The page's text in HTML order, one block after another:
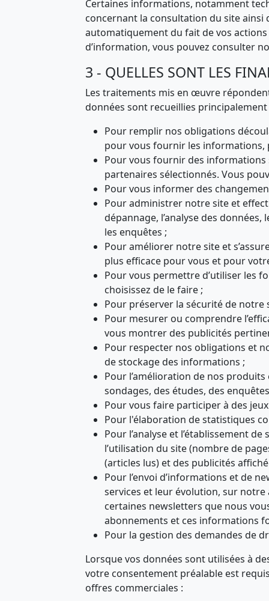
Certaines informations, notamment
concernant la consultation du site
automatiquement du fait de vos
d’information, vous pouvez consulter
3 - QUELLES SONT LES
Les traitements mis en œuvre
données sont recueillies
Pour remplir nos obligations
pour vous fournir les informations,
Pour vous fournir des informations
partenaires sélectionnés. Vous
Pour vous informer des
Pour administrer notre site et
dépannage, l’analyse des
les enquêtes ;
Pour améliorer notre site et
plus efficace pour vous et pour
Pour vous permettre d’utiliser les
choisissez de le faire ;
Pour préserver la sécurité de notre
Pour mesurer ou comprendre
vous montrer des publicités
Pour respecter nos obligations et
de stockage des informations ;
Pour l’amélioration de nos
sondages, des études, des
Pour vous faire participer à des
Pour l'élaboration de statistiques
Pour l’analyse et l’établissement
l’utilisation du site (nombre de
(articles lus) et des publicités
Pour l’envoi d’informations et de
services et leur évolution, sur
certaines newsletters que nous
abonnements et ces informations
Pour la gestion des demandes de
Lorsque vos données sont utilisées à
votre consentement préalable est
offres commerciales :